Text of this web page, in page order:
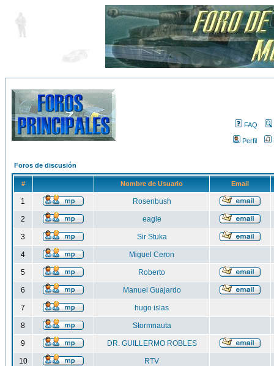
FAQ
Perfil
Foros de discusión
# Nombre de Usuario Email
1 Rosenbush
2 eagle
3 Sir Stuka
4 Miguel Ceron
5 Roberto
6 Manuel Guajardo
7 hugo islas
8 Stormnauta
9 DR. GUILLERMO ROBLES
10 RTV